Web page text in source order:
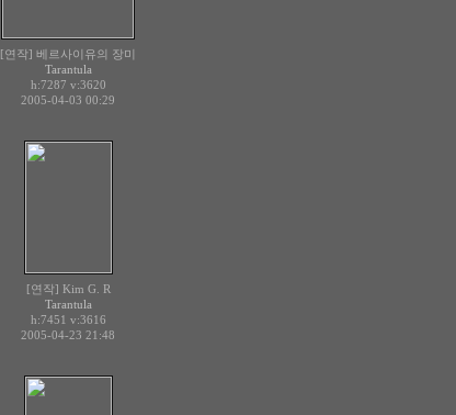
[연작] 베르사이유의 장미
Tarantula
h:7287 v:3620
2005-04-03 00:29
[연작] Kim G. R
Tarantula
h:7451 v:3616
2005-04-23 21:48